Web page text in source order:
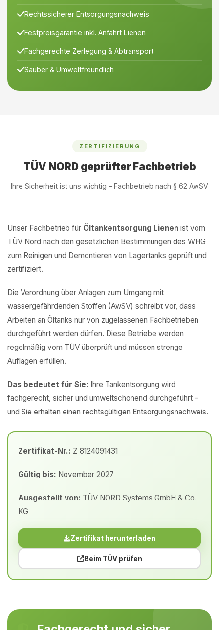
Rechtssicherer Entsorgungsnachweis
Festpreisgarantie inkl. Anfahrt Lienen
Fachgerechte Zerlegung & Abtransport
Sauber & Umweltfreundlich
ZERTIFIZIERUNG
TÜV NORD geprüfter Fachbetrieb
Ihre Sicherheit ist uns wichtig – Fachbetrieb nach § 62 AwSV
Unser Fachbetrieb für Öltankentsorgung Lienen ist vom
TÜV Nord nach den gesetzlichen Bestimmungen des WHG
zum Reinigen und Demontieren von Lagertanks geprüft und
zertifiziert.
Die Verordnung über Anlagen zum Umgang mit
wassergefährdenden Stoffen (AwSV) schreibt vor, dass
Arbeiten an Öltanks nur von zugelassenen Fachbetrieben
durchgeführt werden dürfen. Diese Betriebe werden
regelmäßig vom TÜV überprüft und müssen strenge
Auflagen erfüllen.
Das bedeutet für Sie: Ihre Tankentsorgung wird
fachgerecht, sicher und umweltschonend durchgeführt –
und Sie erhalten einen rechtsgültigen Entsorgungsnachweis.
Zertifikat-Nr.: Z 8124091431
Gültig bis: November 2027
Ausgestellt von: TÜV NORD Systems GmbH & Co.
KG
Zertifikat herunterladen
Beim TÜV prüfen